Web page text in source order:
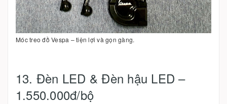
Móc treo đồ Vespa – tiện lợi và gọn gàng.
13. Đèn LED & Đèn hậu LED –
1.550.000đ/bộ